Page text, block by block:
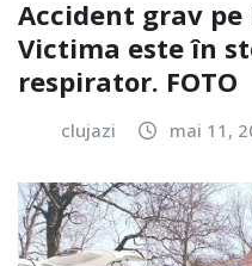
Accident grav
Victima este în
respirator. FOTO
clujazi mai 11,